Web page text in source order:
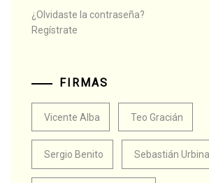
¿Olvidaste la contraseña?
Regístrate
FIRMAS
Vicente Alba Teo Gracián
Sergio Benito Sebastián Urbina